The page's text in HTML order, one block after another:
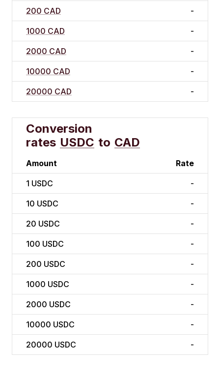
200 CAD -
1000 CAD -
2000 CAD -
10000 CAD -
20000 CAD -
Conversion
rates USDC to CAD
Amount Rate
1 USDC -
10 USDC -
20 USDC -
100 USDC -
200 USDC -
1000 USDC -
2000 USDC -
10000 USDC -
20000 USDC -